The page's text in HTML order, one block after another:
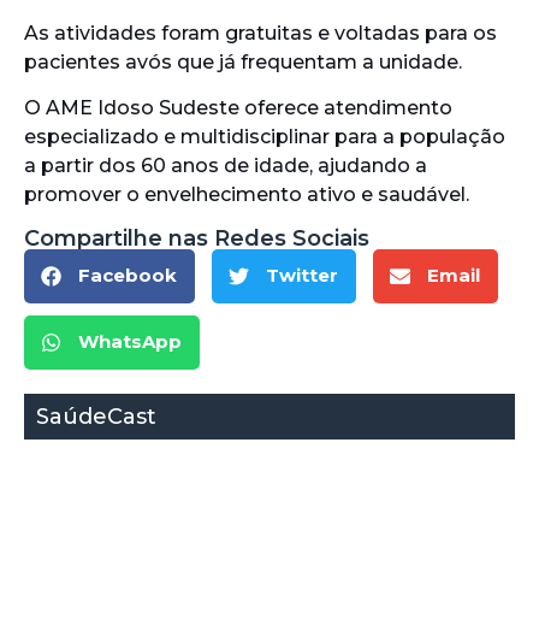
As atividades foram gratuitas e voltadas para os
pacientes avós que já frequentam a unidade.
O AME Idoso Sudeste oferece atendimento
especializado e multidisciplinar para a população
a partir dos 60 anos de idade, ajudando a
promover o envelhecimento ativo e saudável.
Compartilhe nas Redes Sociais
Facebook Twitter Email
WhatsApp
SaúdeCast